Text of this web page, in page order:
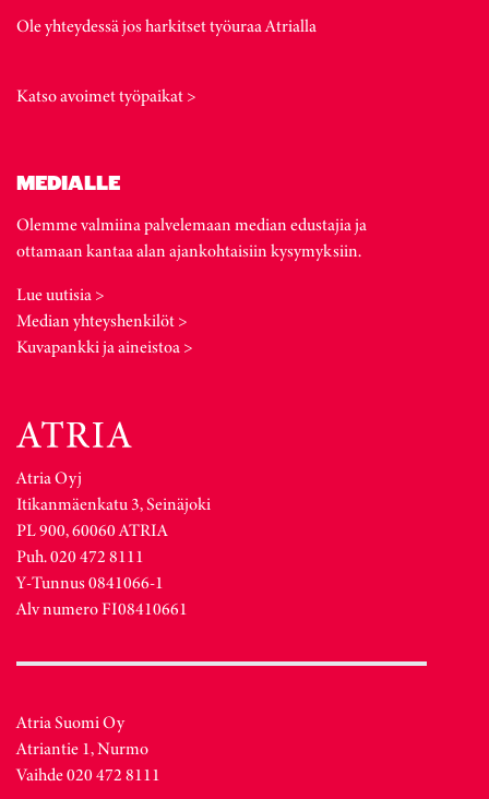
Ole yhteydessä jos harkitset työuraa Atrialla
Katso avoimet työpaikat >
MEDIALLE
Olemme valmiina palvelemaan median edustajia ja
ottamaan kantaa alan ajankohtaisiin kysymyksiin.
Lue uutisia >
Median yhteyshenkilöt >
Kuvapankki ja aineistoa >
Atria Oyj
Itikanmäenkatu 3, Seinäjoki
PL 900, 60060 ATRIA
Puh. 020 472 8111
Y-Tunnus 0841066-1
Alv numero FI08410661
Atria Suomi Oy
Atriantie 1, Nurmo
Vaihde 020 472 8111